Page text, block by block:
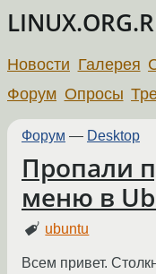
Новости Галерея
Форум Опросы
Форум — Desktop
Пропали
меню в
ubuntu
Всем привет.